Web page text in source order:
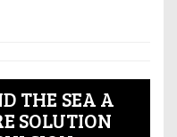
THE SEA A
SOLUTION